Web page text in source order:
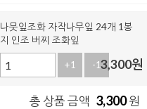
나뭇잎조화 자작나무잎 24개 1봉
지 인조 버찌 조화잎
+1 -13,300원
총 상품 금액 3,300원